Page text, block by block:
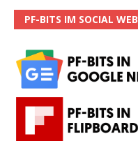
PF-BITS IM SOCIAL WEB